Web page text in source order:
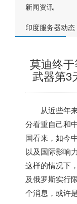
新闻资讯
印度服务器动态
莫迪终
武器第3
从近些年
分看重自己和
国看来，如今
以及国际影响
这样的情况下
及俄罗斯实行
个消息，或许